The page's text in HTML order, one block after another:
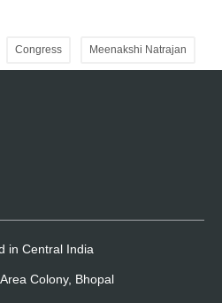
Congress Meenakshi Natrajan
in Central India
Colony, Bhopal